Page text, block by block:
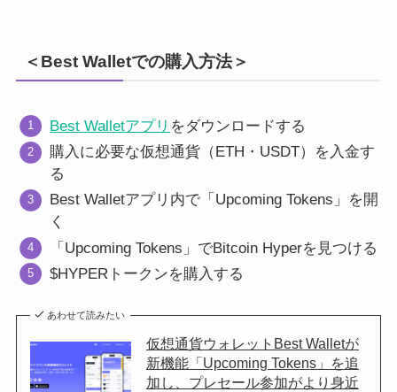
＜Best Walletでの購入方法＞
Best Walletアプリ をダウンロードする
購入に必要な仮想通貨（ETH・USDT）を入金す
る
Best Walletアプリ内で「Upcoming Tokens」を開
く
「Upcoming Tokens」でBitcoin Hyperを見つける
$HYPERトークンを購入する
あわせて読みたい
仮想通貨ウォレットBest Walletが
新機能「Upcoming Tokens」を追
加し、プレセール参加がより身近